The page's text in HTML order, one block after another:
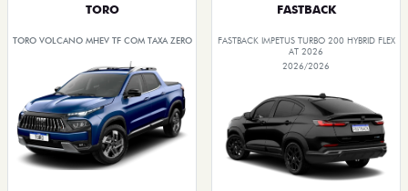
TORO
TORO VOLCANO MHEV TF COM TAXA ZERO
FASTBACK
FASTBACK IMPETUS TURBO 200 HYBRID FLEX
AT 2026
2026/2026